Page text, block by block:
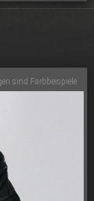
sind Farbbeispiele